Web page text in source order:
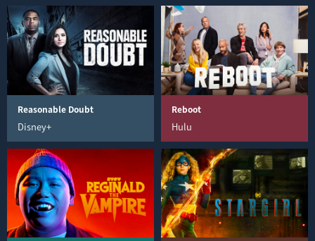
Reasonable Doubt
Disney+
Reboot
Hulu